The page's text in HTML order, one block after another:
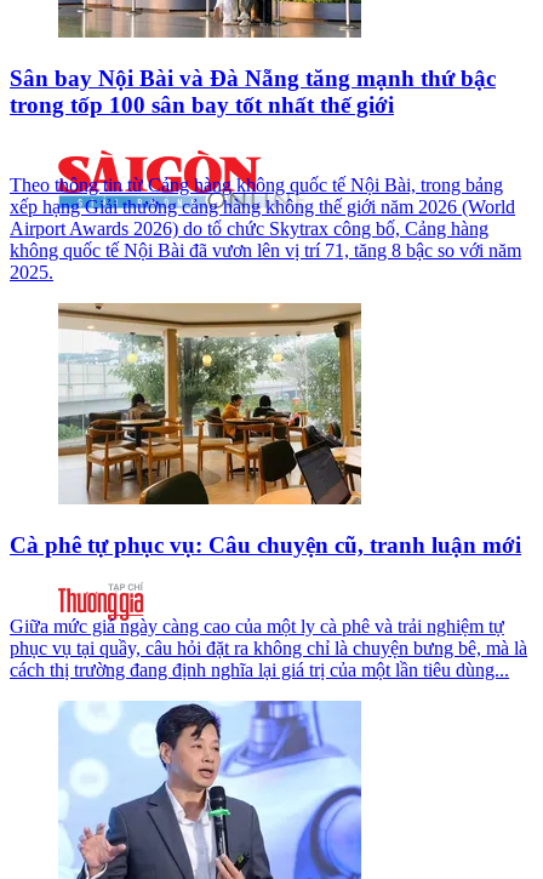
Sân bay Nội Bài và Đà Nẵng tăng mạnh thứ bậc
trong tốp 100 sân bay tốt nhất thế giới
Theo thông tin từ Cảng hàng không quốc tế Nội Bài, trong bảng
xếp hạng Giải thưởng cảng hàng không thế giới năm 2026 (World
Airport Awards 2026) do tổ chức Skytrax công bố, Cảng hàng
không quốc tế Nội Bài đã vươn lên vị trí 71, tăng 8 bậc so với năm
2025.
Cà phê tự phục vụ: Câu chuyện cũ, tranh luận mới
Giữa mức giá ngày càng cao của một ly cà phê và trải nghiệm tự
phục vụ tại quầy, câu hỏi đặt ra không chỉ là chuyện bưng bê, mà là
cách thị trường đang định nghĩa lại giá trị của một lần tiêu dùng...